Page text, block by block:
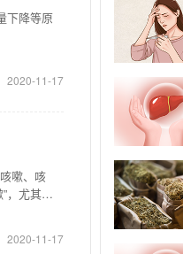
下降等原
2020-11-17
嗽、咳
，尤其是
2020-11-17